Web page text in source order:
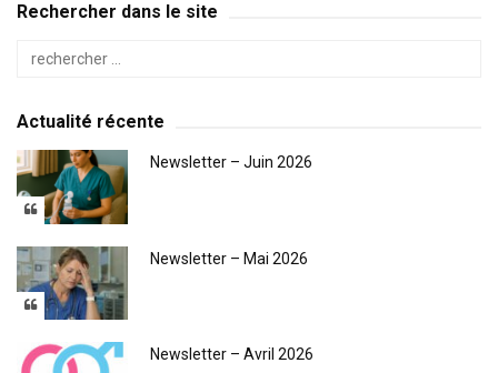
Rechercher dans le site
Actualité récente
Newsletter – Juin 2026
Newsletter – Mai 2026
Newsletter – Avril 2026